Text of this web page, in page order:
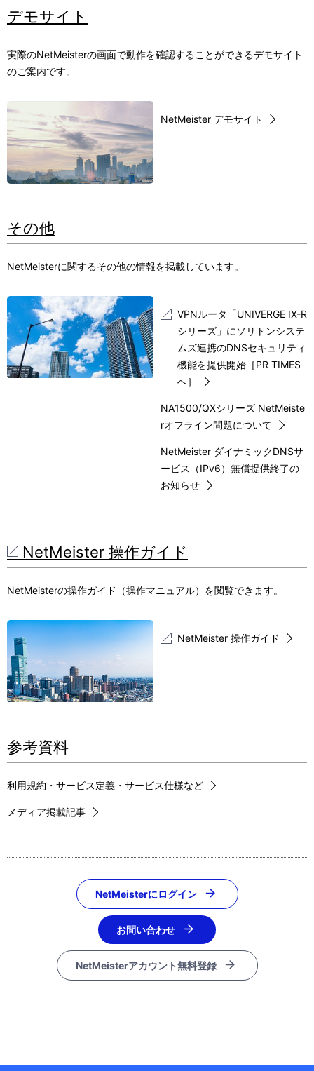
デモサイト
実際のNetMeisterの画面で動作を確認することができるデモサイト
のご案内です。
NetMeister デモサイト
その他
NetMeisterに関するその他の情報を掲載しています。
VPNルータ「UNIVERGE IX-R
シリーズ」にソリトンシステ
ムズ連携のDNSセキュリティ
機能を提供開始［PR TIMES
へ］
NA1500/QXシリーズ NetMeiste
rオフライン問題について
NetMeister ダイナミックDNSサ
ービス（IPv6）無償提供終了の
お知らせ
NetMeister 操作ガイド
NetMeisterの操作ガイド（操作マニュアル）を閲覧できます。
NetMeister 操作ガイド
参考資料
利用規約・サービス定義・サービス仕様など
メディア掲載記事
NetMeisterにログイン
お問い合わせ
NetMeisterアカウント無料登録